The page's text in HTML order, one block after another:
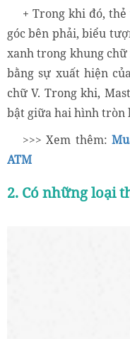
+ Trong khi đó,
góc bên phải, biểu
xanh trong khung
bằng sự xuất hiện
chữ V. Trong khi,
bật giữa hai hình tròn
>>> Xem thêm:
ATM
2. Có những loại